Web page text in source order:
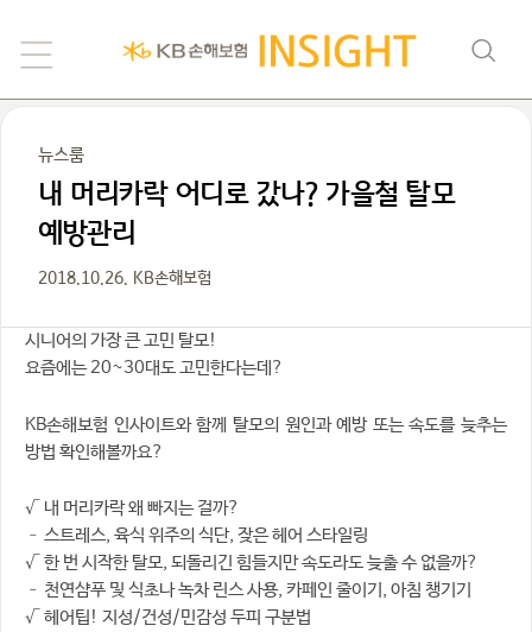
뉴스룸
내 머리카락 어디로 갔나? 가을철 탈모
예방관리
2018.10.26. KB손해보험
시니어의 가장 큰 고민 탈모!
요즘에는 20~30대도 고민한다는데?
KB손해보험 인사이트와 함께 탈모의 원인과 예방 또는 속도를 늦추는
방법 확인해볼까요?
√ 내 머리카락 왜 빠지는 걸까?
– 스트레스, 육식 위주의 식단, 잦은 헤어 스타일링
√ 한 번 시작한 탈모, 되돌리긴 힘들지만 속도라도 늦출 수 없을까?
– 천연샴푸 및 식초나 녹차 린스 사용, 카페인 줄이기, 아침 챙기기
√ 헤어팁! 지성/건성/민감성 두피 구분법